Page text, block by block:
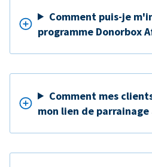
Comment puis-je
programme Donorbox
Comment mes
mon lien de